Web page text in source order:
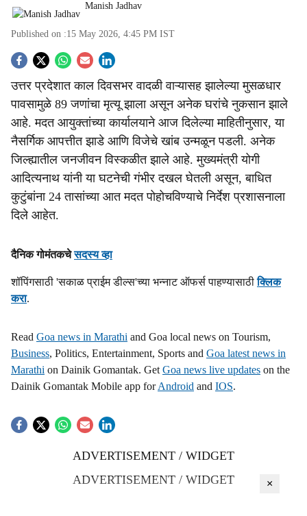
Manish Jadhav
Published on :15 May 2026, 4:45 PM IST
S
o
c
i
a
l
h
a
e
उत्तर प्रदेशात काल दिवसभर वादळी वाऱ्यासह झालेल्या मुसळधार
पावसामुळे 89 जणांचा मृत्यू झाला असून अनेक घरांचे नुकसान झाले
आहे. मदत आयुक्तांच्या कार्यालयाने आज दिलेल्या माहितीनुसार, या
नैसर्गिक आपत्तीत झाडे आणि विजेचे खांब उन्मळून पडली. अनेक
जिल्ह्यातील जनजीवन विस्कळीत झाले आहे. मुख्यमंत्री योगी
आदित्यनाथ यांनी या घटनेची गंभीर दखल घेतली असून, बाधित
कुटुंबांना 24 तासांच्या आत मदत पोहोचविण्याचे निर्देश प्रशासनाला
दिले आहेत.
दैनिक गोमंतकचेसदस्य व्हा
शॉपिंगसाठी 'सकाळ प्राईम डील्स'च्या भन्नाट ऑफर्स पाहण्यासाठीक्लिक
करा.
Read Goa news in Marathi and Goa local news on Tourism,
Business, Politics, Entertainment, Sports and Goa latest news in
Marathi on Dainik Gomantak. Get Goa news live updates on the
Dainik Gomantak Mobile app forAndroid and IOS.
ADVERTISEMENT / WIDGET
ADVERTISEMENT / WIDGET
×